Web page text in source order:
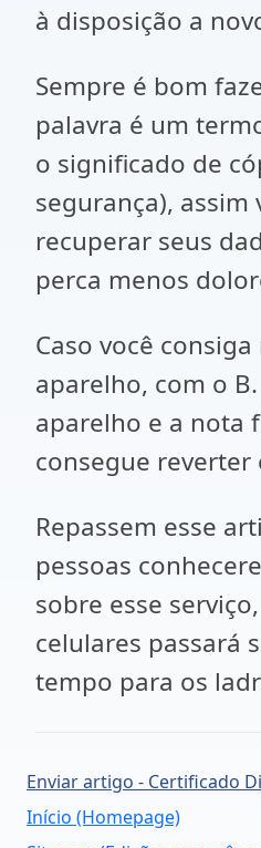
à disposição a
Sempre é bom
palavra é um
o significado de
segurança), assim
recuperar seus
perca menos
Caso você
aparelho, com o
aparelho e a nota
consegue reverter
Repassem esse
pessoas
sobre esse
celulares passará
tempo para os
Enviar artigo - Certificado
Início (Homepage)